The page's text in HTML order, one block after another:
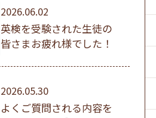
2026.06.02
英検を受験された生徒の
皆さまお疲れ様でした！
2026.05.30
よくご質問される内容を